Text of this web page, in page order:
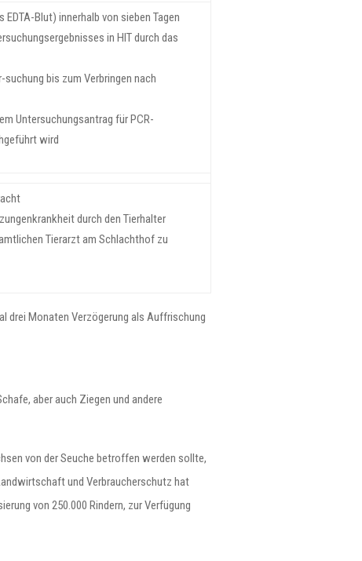
Blut) innerhalb von sieben Tagen
in HIT durch das
bis zum Verbringen nach
Untersuchungsantrag für PCR-
wird
durch den Tierhalter
Tierarzt am Schlachthof zu
drei Monaten Verzögerung als Auffrischung
aber auch Ziegen und andere
von der Seuche betroffen werden sollte,
und Verbraucherschutz hat
von 250.000 Rindern, zur Verfügung